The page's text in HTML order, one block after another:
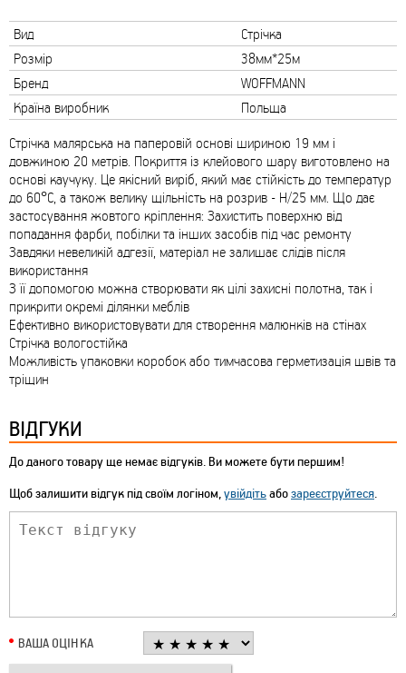
Вид
Стрічка
Розмір
38мм*25м
Бренд
WOFFMANN
Країна виробник
Польща
Стрічка малярська на паперовій основі шириною 19 мм і
довжиною 20 метрів. Покриття із клейового шару виготовлено на
основі каучуку. Це якісний виріб, який має стійкість до температур
до 60°С, а також велику щільність на розрив - Н/25 мм. Що дає
застосування жовтого кріплення: Захистить поверхню від
попадання фарби, побілки та інших засобів під час ремонту
Завдяки невеликій адгезії, матеріал не залишає слідів після
використання
З її допомогою можна створювати як цілі захисні полотна, так і
прикрити окремі ділянки меблів
Ефективно використовувати для створення малюнків на стінах
Стрічка вологостійка
Можливість упаковки коробок або тимчасова герметизація швів та
тріщин
ВІДГУКИ
До даного товару ще немає відгуків. Ви можете бути першим!
Щоб залишити відгук під своїм логіном,увійдітьабозареєструйтеся.
ВАША ОЦІНКА